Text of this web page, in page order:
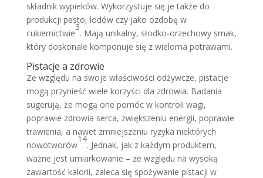
składnik wypieków. Wykorzystuje się je także do
produkcji pesto, lodów czy jako ozdobę w
cukiernictwie
3
. Mają unikalny, słodko-orzechowy smak,
który doskonale komponuje się z wieloma potrawami.
Pistacje a zdrowie
Ze względu na swoje właściwości odżywcze, pistacje
mogą przynieść wiele korzyści dla zdrowia. Badania
sugerują, że mogą one pomóc w kontroli wagi,
poprawie zdrowia serca, zwiększeniu energii, poprawie
trawienia, a nawet zmniejszeniu ryzyka niektórych
nowotworów
14
. Jednak, jak z każdym produktem,
ważne jest umiarkowanie – ze względu na wysoką
zawartość kalorii, zaleca się spożywanie pistacji w